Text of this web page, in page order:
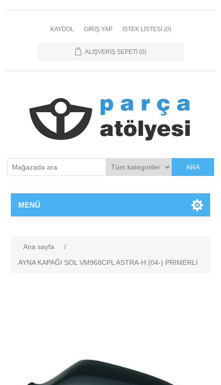
KAYDOL GIRIŞ YAP İSTEK LISTESI (0)
ALIŞVERIŞ SEPETI (0)
ARA
MENÜ
Ana sayfa
/
AYNA KAPAĞI SOL VM968CPL ASTRA-H (04-) PRIMERLİ